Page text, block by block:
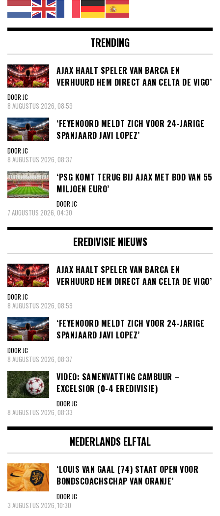
TRENDING
AJAX HAALT SPELER VAN BARCA EN
VERHUURD HEM DIRECT AAN CELTA DE VIGO’
DOOR JC
8 AUGUSTUS 2026, 08:59
‘FEYENOORD MELDT ZICH VOOR 24-JARIGE
SPANJAARD JAVI LOPEZ’
DOOR JC
8 AUGUSTUS 2026, 08:37
‘PSG KOMT TERUG BIJ AJAX MET BOD VAN 55
MILJOEN EURO’
DOOR JC
7 AUGUSTUS 2026, 04:30
EREDIVISIE NIEUWS
AJAX HAALT SPELER VAN BARCA EN
VERHUURD HEM DIRECT AAN CELTA DE VIGO’
DOOR JC
8 AUGUSTUS 2026, 08:59
‘FEYENOORD MELDT ZICH VOOR 24-JARIGE
SPANJAARD JAVI LOPEZ’
DOOR JC
8 AUGUSTUS 2026, 08:37
VIDEO: SAMENVATTING CAMBUUR –
EXCELSIOR (0-4 EREDIVISIE)
DOOR JC
8 AUGUSTUS 2026, 08:33
NEDERLANDS ELFTAL
‘LOUIS VAN GAAL (74) STAAT OPEN VOOR
BONDSCOACHSCHAP VAN ORANJE’
DOOR JC
3 AUGUSTUS 2026, 10:30